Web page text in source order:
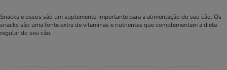
Snacks e ossos são um suplemento importante para a alimentação do seu cão. Os
snacks são uma fonte extra de vitaminas e nutrientes que complementam a dieta
regular do seu cão.